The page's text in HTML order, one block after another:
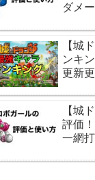
ダメ
【城
ンキ
更新
【城
評価
一網打